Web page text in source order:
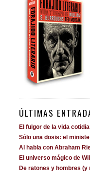
ÚLTIMAS
El fulgor de la vida
Sólo una dosis: el
Al habla con Abraham
El universo mágico de
De ratones y hombres (y